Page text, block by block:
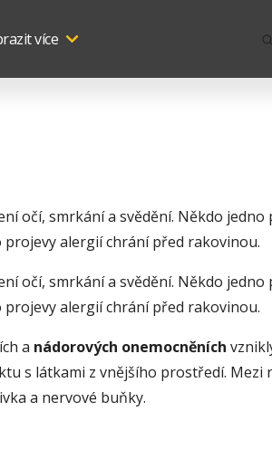
více
očí, smrkání a svědění. Někdo
alergií chrání před rakovinou.
očí, smrkání a svědění. Někdo
alergií chrání před rakovinou.
a nádorových onemocněních
s látkami z vnějšího prostředí.
a nervové buňky.